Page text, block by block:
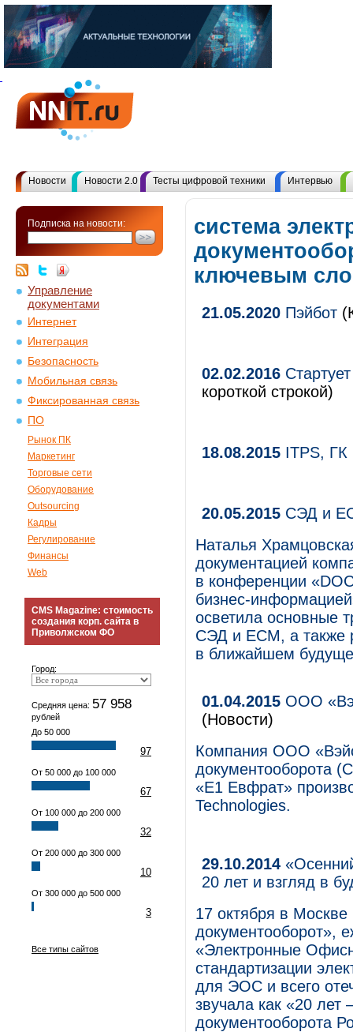
Новости Новости 2.0 Тесты цифровой техники Интервью
Подписка на новости:
Управление
документами
Интернет
Интеграция
Безопасность
Мобильная связь
Фиксированная связь
ПО
Рынок ПК
Маркетинг
Торговые сети
Оборудование
Outsourcing
Кадры
Регулирование
Финансы
Web
CMS Magazine: стоимость
создания корп. сайта в
Приволжском ФО
Город:
Средняя цена: 57 958
рублей
До 50 000
97
От 50 000 до 100 000
67
От 100 000 до 200 000
32
От 200 000 до 300 000
10
От 300 000 до 500 000
3
Все типы сайтов
система
ключевым
21.05.2020 Пэйбот
02.02.2016
короткой строкой)
18.08.2015 ITPS, ГК
20.05.2015 СЭД и
Наталья
документацией
в конференции
бизнес-
осветила основные
СЭД и ECM, а также
в ближайшем
01.04.2015 ООО
(Новости)
Компания ООО
документооборота
«Е1 Евфрат»
Technologies.
29.10.2014
20 лет и взгляд в
17 октября в
документооборот»,
«Электронные
стандартизации
для ЭОС и всего
звучала как «20 лет
документооборота